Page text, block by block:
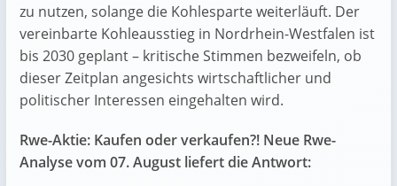
zu nutzen, solange die Kohlesparte weiterläuft. Der
vereinbarte Kohleausstieg in Nordrhein-Westfalen ist
bis 2030 geplant – kritische Stimmen bezweifeln, ob
dieser Zeitplan angesichts wirtschaftlicher und
politischer Interessen eingehalten wird.
Rwe-Aktie: Kaufen oder verkaufen?! Neue Rwe-
Analyse vom 07. August liefert die Antwort: